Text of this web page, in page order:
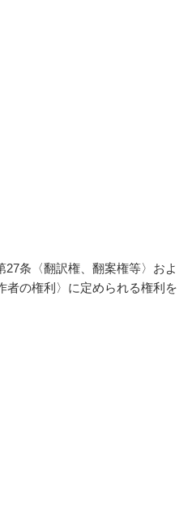
条〈翻訳権、翻案権等〉およ
者の権利〉に定められる権利を